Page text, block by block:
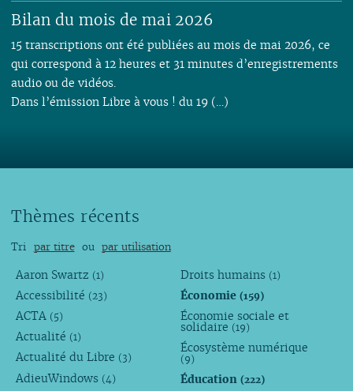
Bilan du mois de mai 2026
15 transcriptions ont été publiées au mois de mai 2026, ce
qui correspond à 12 heures et 31 minutes d’enregistrements
audio ou de vidéos.
Dans l’émission Libre à vous ! du 19 (…)
Thèmes récents
Tri par titre ou par utilisation
Aaron Swartz (1)
Accessibilité (23)
ACTA (5)
Actualité (1)
Actualité du Libre (3)
AdieuWindows (4)
Droits humains (1)
Économie(159)
Économie sociale et
solidaire (19)
Écosystème numérique
(9)
Éducation(222)